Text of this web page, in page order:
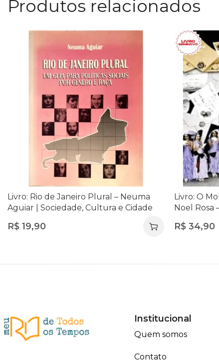
Produtos relacionados
Livro: Rio de Janeiro Plural – Neuma
Aguiar | Sociedade, Cultura e Cidade
R$ 19,90
Livro: O
Noel Rosa
R$34,90
Institucional
Quem somos
Contato